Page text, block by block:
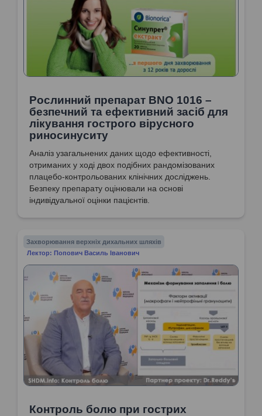
Рослинний препарат BNO 1016 –
безпечний та ефективний засіб для
лікування гострого вірусного
риносинуситу
Аналіз узагальнених даних щодо ефективності,
отриманих у ході двох подібних рандомізованих
плацебо-контрольованих клінічних досліджень.
Безпеку препарату оцінювали на основі
індивідуальної оцінки пацієнтів.
Захворювання верхніх дихальних шляхів
Лектор: Попович Василь Іванович
Контроль болю при гострих